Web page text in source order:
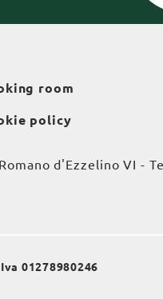
room
policy
d'Ezzelino VI -
01278980246